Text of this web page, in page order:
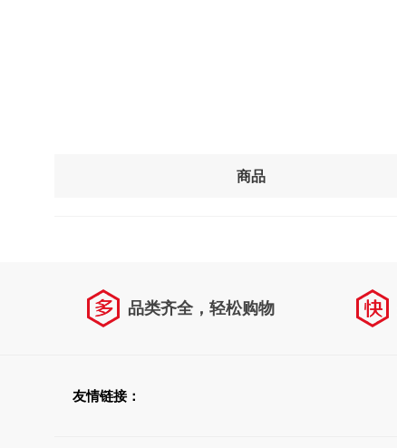
商品
品类齐全，轻松购物
友情链接：